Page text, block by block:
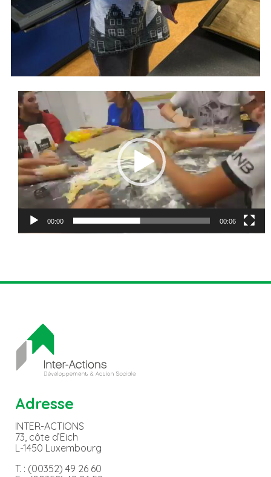
Lecteur
vidéo
00:00 00:06
Adresse
INTER-ACTIONS
73, côte d’Eich
L-1450 Luxembourg
T. : (00352) 49 26 60